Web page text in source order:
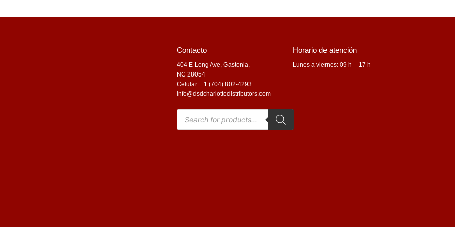
Contacto
404 E Long Ave, Gastonia,
NC 28054
Celular: +1 (704) 802-4293
info@dsdcharlottedistributors.com
search
Horario de atención
Lunes a viernes: 09 h – 17 h